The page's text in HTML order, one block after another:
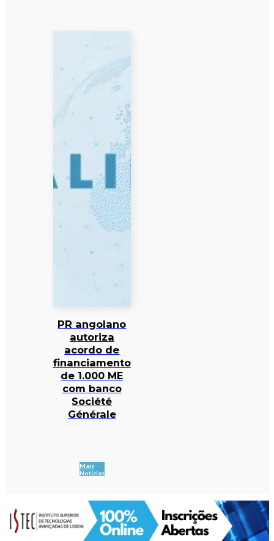
PR angolano
autoriza
acordo de
financiamento
de 1.000 ME
com banco
Société
Générale
Mais
Notícias